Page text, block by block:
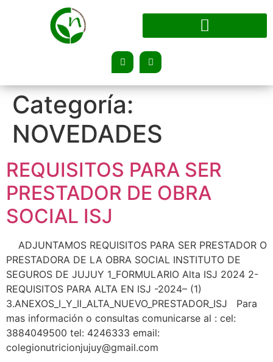
Categoría:
NOVEDADES
REQUISITOS PARA SER
PRESTADOR DE OBRA
SOCIAL ISJ
ADJUNTAMOS REQUISITOS PARA SER PRESTADOR O
PRESTADORA DE LA OBRA SOCIAL INSTITUTO DE
SEGUROS DE JUJUY 1_FORMULARIO Alta ISJ 2024 2-
REQUISITOS PARA ALTA EN ISJ -2024– (1)
3.ANEXOS_I_Y_II_ALTA_NUEVO_PRESTADOR_ISJ Para
mas información o consultas comunicarse al : cel:
3884049500 tel: 4246333 email:
colegionutricionjujuy@gmail.com